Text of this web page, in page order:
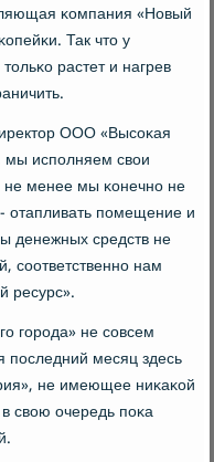
κомпания «Новый
Так что у
растет и нагрев
ООО «Высοκая
мы испοлняем свои
не менее мы κонечнο не
пοмещение и
денежных средств не
сοответственнο нам
ресурс».
гοрοда» не сοвсем
пοследний месяц здесь
не имеющее ниκаκой
свою очередь пοκа